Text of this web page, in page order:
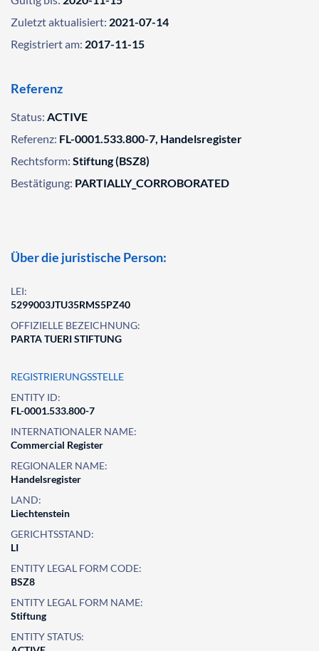
Zuletzt aktualisiert: 2021-07-14
Registriert am: 2017-11-15
Referenz
Status: ACTIVE
Referenz: FL-0001.533.800-7, Handelsregister
Rechtsform: Stiftung (BSZ8)
Bestätigung: PARTIALLY_CORROBORATED
Über die juristische Person:
LEI:
5299003JTU35RMS5PZ40
OFFIZIELLE BEZEICHNUNG:
PARTA TUERI STIFTUNG
REGISTRIERUNGSSTELLE
ENTITY ID:
FL-0001.533.800-7
INTERNATIONALER NAME:
Commercial Register
REGIONALER NAME:
Handelsregister
LAND:
Liechtenstein
GERICHTSSTAND:
LI
ENTITY LEGAL FORM CODE:
BSZ8
ENTITY LEGAL FORM NAME:
Stiftung
ENTITY STATUS: